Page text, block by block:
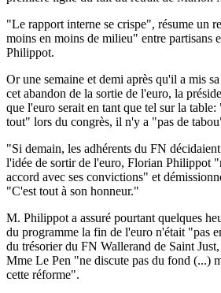
"Le rapport interne se crispe", résume un
moins en moins de milieu" entre partisans
Philippot.
Or une semaine et demi après qu'il a mis
cet abandon de la sortie de l'euro, la
que l'euro serait en tant que tel sur la
tout" lors du congrès, il n'y a "pas de
"Si demain, les adhérents du FN
l'idée de sortir de l'euro, Florian Philippot
accord avec ses convictions" et
"C'est tout à son honneur."
M. Philippot a assuré pourtant quelques
du programme la fin de l'euro n'était "pas
du trésorier du FN Wallerand de Saint
Mme Le Pen "ne discute pas du fond (...)
cette réforme".